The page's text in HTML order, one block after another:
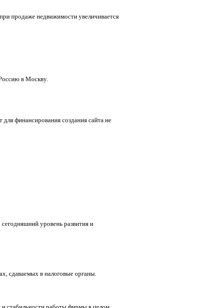
продаже недвижимости увеличивается
в Москву.
финансирования создания сайта не
уровень развития и
сдаваемых в налоговые органы.